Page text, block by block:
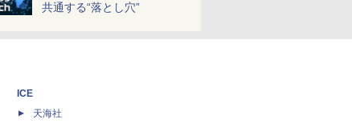
共通する“落とし穴”
ICE
天海社